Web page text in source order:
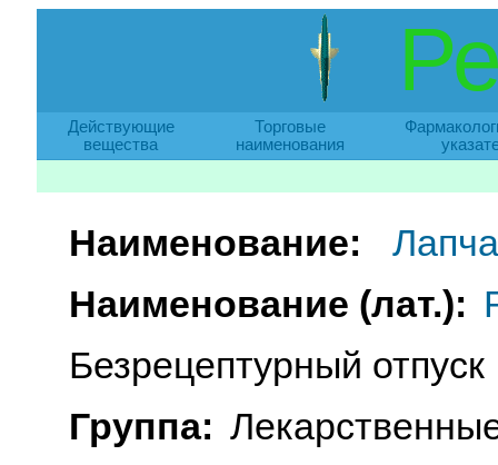
Действующие
вещества
Торговые
наименования
Наименование:
Наименование (лат.):
Безрецептурный отпуск
Группа: